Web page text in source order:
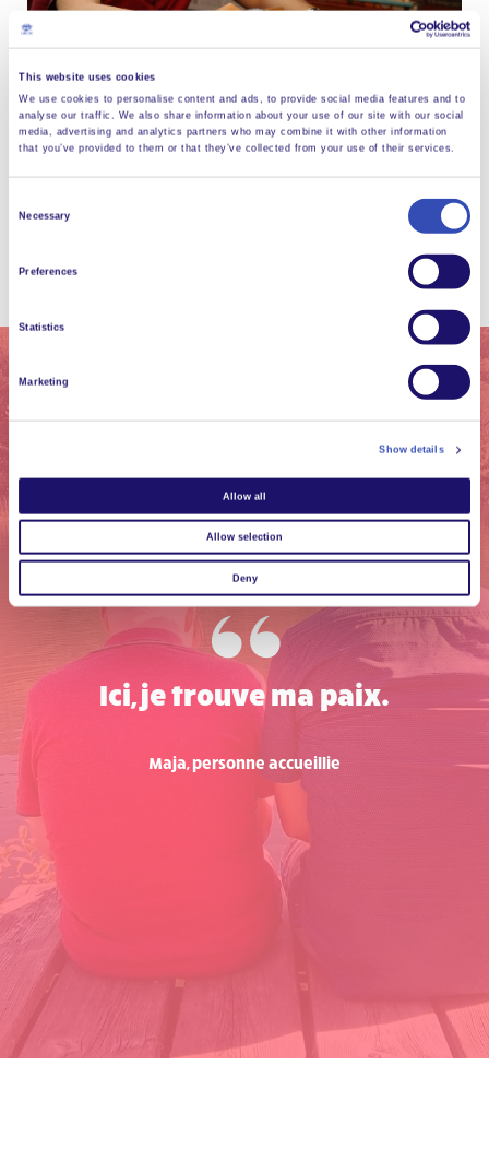
This website uses cookies
We use cookies to personalise content and ads, to provide social media features and to
analyse our traffic. We also share information about your use of our site with our social
media, advertising and analytics partners who may combine it with other information
that you’ve provided to them or that they’ve collected from your use of their services.
Necessary
Preferences
Statistics
Marketing
Show details
Allow all
Allow selection
Deny
Ici, je trouve ma paix.
Maja, personne accueillie